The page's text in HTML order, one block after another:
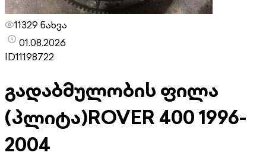
11329 ნახვა
01.08.2026
ID11198722
გადაბმულობის ფილა
(პლიტა)ROVER 400 1996-
2004